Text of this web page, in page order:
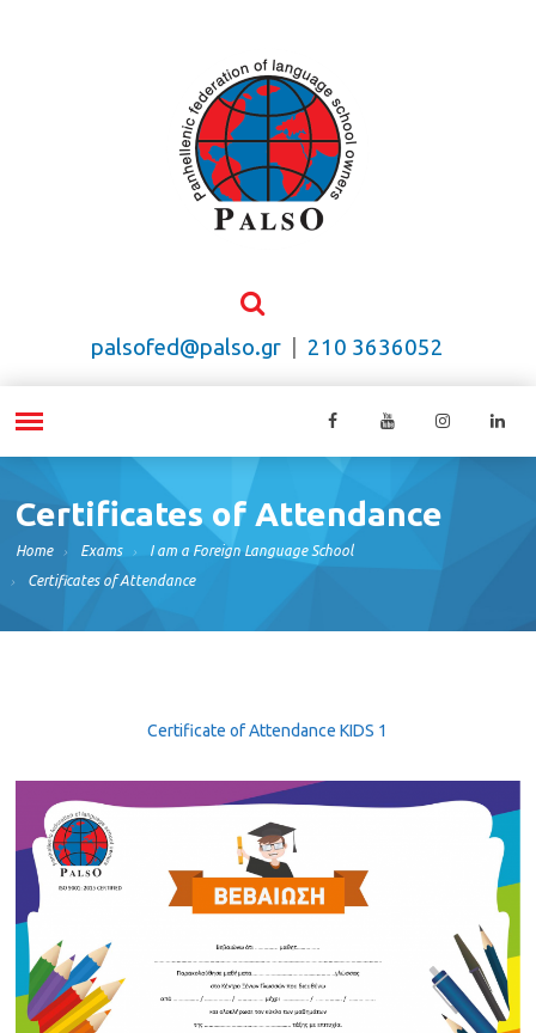
palsofed@palso.gr 210 3636052
Certificates of Attendance
Home Exams
I am a Foreign Language School
Certificates of Attendance
Certificate of Attendance KIDS 1